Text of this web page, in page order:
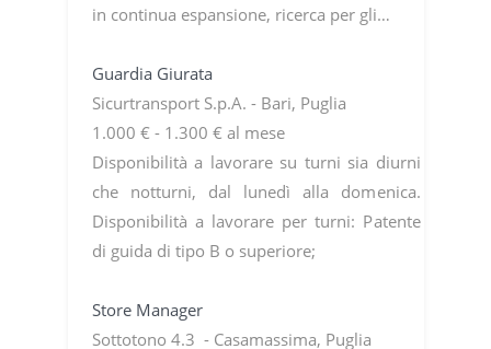
in continua espansione, ricerca per gli…
Guardia Giurata
Sicurtransport S.p.A. - Bari, Puglia
1.000 € - 1.300 € al mese
Disponibilità a lavorare su turni sia diurni
che notturni, dal lunedì alla domenica.
Disponibilità a lavorare per turni: Patente
di guida di tipo B o superiore;
Store Manager
Sottotono 4.3 - Casamassima, Puglia